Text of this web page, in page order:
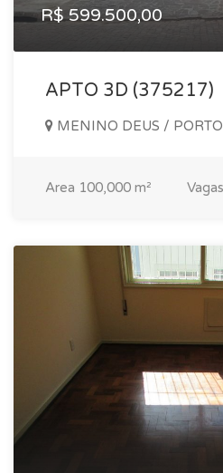
R$ 599.500,00
APTO 3D (375217)
MENINO DEUS /
Area 100,000 m² Vagas